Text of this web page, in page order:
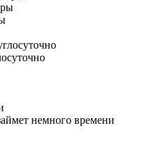
немного времени